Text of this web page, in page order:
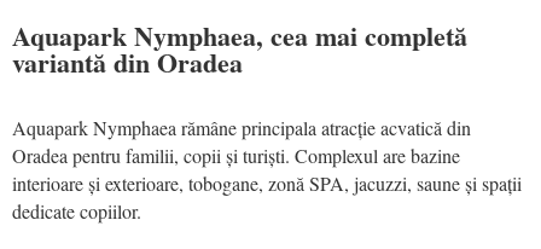
Aquapark Nymphaea, cea mai completă
variantă din Oradea
Aquapark Nymphaea rămâne principala atracție acvatică din
Oradea pentru familii, copii și turiști. Complexul are bazine
interioare și exterioare, tobogane, zonă SPA, jacuzzi, saune și spații
dedicate copiilor.